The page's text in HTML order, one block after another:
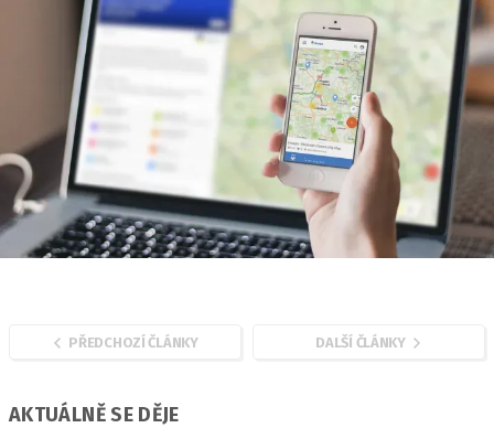
PŘEDCHOZÍ ČLÁNKY DALŠÍ ČLÁNKY
AKTUÁLNĚ SE DĚJE